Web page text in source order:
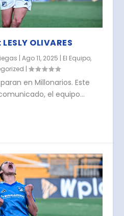
OLIVARES
|Ago 11, 2025 | El Equipo,
|
en Millonarios. Este
el equipo...